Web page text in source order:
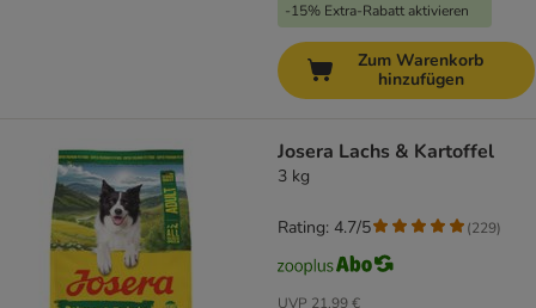
-15% Extra-Rabatt aktivieren
Zum Warenkorb
hinzufügen
Josera Lachs & Kartoffel
3 kg
UVP 21,99 €
Rating: 4.7/5 (229)